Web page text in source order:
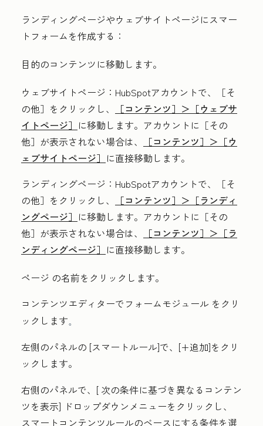
ランディングページやウェブサイトページにスマー
トフォームを作成する：
目的のコンテンツに移動します。
ウェブサイトページ ：HubSpotアカウントで、
［そ
の他］をクリックし、
［コンテンツ］＞ ［ウェブサ
イトページ］ に移動します。アカウントに ［その
他］が表示されない場合は、
［コンテンツ］＞ ［ウ
ェブサイトページ］ に直接移動します。
ランディングページ ：HubSpotアカウントで、
［そ
の他］をクリックし、
［コンテンツ］＞ ［ランディ
ングページ］ に移動します。アカウントに ［その
他］が表示されない場合は、
［コンテンツ］＞ ［ラ
ンディングページ］ に直接移動します。
ページ の名前をクリックします。
コンテンツエディターでフォームモジュール をクリ
ックします。
左側のパネルの [スマートルール]で、[+追加]をクリ
ックします。
右側のパネルで、[ 次の条件に基づき異なるコンテン
ツを表示] ドロップダウンメニューをクリックし、
スマートコンテンツルールのベース にする条件を選